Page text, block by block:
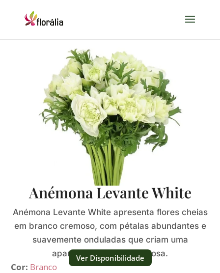
Anémona Levante White
Anémona Levante White apresenta flores cheias
em branco cremoso, com pétalas abundantes e
suavemente onduladas que criam uma
aparência fresca e luminosa.
Cor: Branco
Ver Disponibilidade